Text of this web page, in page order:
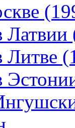
Латвии
Литве